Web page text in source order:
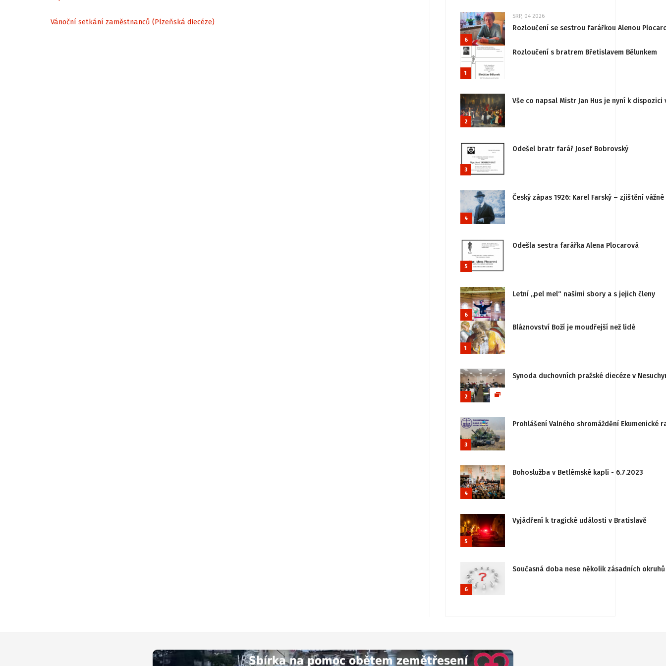
Vánoční setkání zaměstnanců (Plzeňská diecéze)
6
SRP, 04 2026
Rozloučení se sestrou farářkou Alenou
1
Rozloučení s bratrem Břetislavem Bělunkem
2
Vše co napsal Mistr Jan Hus je nyní k
3
Odešel bratr farář Josef Bobrovský
4
Český zápas 1926: Karel Farský – zjištění
5
Odešla sestra farářka Alena Plocarová
6
Letní „pel mel“ našimi sbory a s jejich členy
1
Bláznovství Boží je moudřejší než lidé
2
Synoda duchovních pražské diecéze v
3
Prohlášení Valného shromáždění
4
Bohoslužba v Betlémské kapli - 6.7.2023
5
Vyjádření k tragické události v Bratislavě
6
Současná doba nese několik zásadních